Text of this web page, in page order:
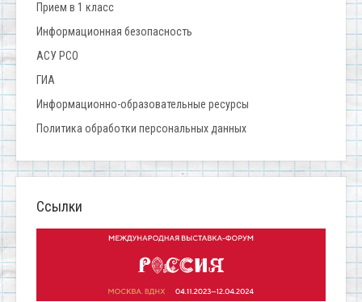
Прием в 1 класс
Информационная безопасность
АСУ РСО
ГИА
Информационно-образовательные ресурсы
Политика обработки персональных данных
Ссылки